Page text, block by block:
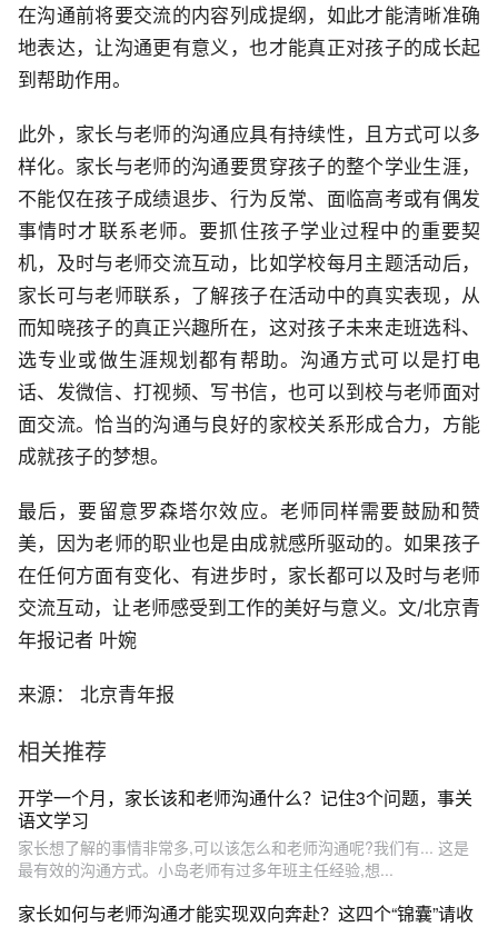
在沟通前将要交流的内容列成提纲，如此才能清晰准确
地表达，让沟通更有意义，也才能真正对孩子的成长起
到帮助作用。
此外，家长与老师的沟通应具有持续性，且方式可以多
样化。家长与老师的沟通要贯穿孩子的整个学业生涯，
不能仅在孩子成绩退步、行为反常、面临高考或有偶发
事情时才联系老师。要抓住孩子学业过程中的重要契
机，及时与老师交流互动，比如学校每月主题活动后，
家长可与老师联系，了解孩子在活动中的真实表现，从
而知晓孩子的真正兴趣所在，这对孩子未来走班选科、
选专业或做生涯规划都有帮助。沟通方式可以是打电
话、发微信、打视频、写书信，也可以到校与老师面对
面交流。恰当的沟通与良好的家校关系形成合力，方能
成就孩子的梦想。
最后，要留意罗森塔尔效应。老师同样需要鼓励和赞
美，因为老师的职业也是由成就感所驱动的。如果孩子
在任何方面有变化、有进步时，家长都可以及时与老师
交流互动，让老师感受到工作的美好与意义。文/北京青
年报记者 叶婉
来源： 北京青年报
相关推荐
开学一个月，家长该和老师沟通什么？记住3个问题，事关
语文学习
家长想了解的事情非常多,可以该怎么和老师沟通呢?我们有... 这是
最有效的沟通方式。小岛老师有过多年班主任经验,想...
家长如何与老师沟通才能实现双向奔赴？这四个“锦囊”请收